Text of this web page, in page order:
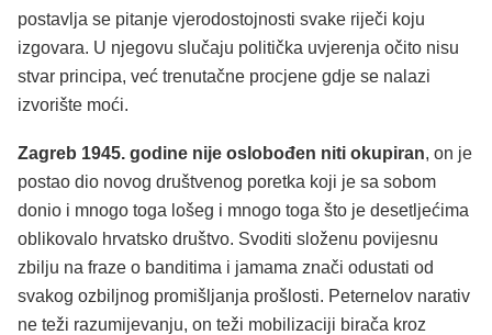
postavlja se pitanje vjerodostojnosti svake riječi koju
izgovara. U njegovu slučaju politička uvjerenja očito nisu
stvar principa, već trenutačne procjene gdje se nalazi
izvorište moći.
Zagreb 1945. godine nije oslobođen niti okupiran, on je
postao dio novog društvenog poretka koji je sa sobom
donio i mnogo toga lošeg i mnogo toga što je desetljećima
oblikovalo hrvatsko društvo. Svoditi složenu povijesnu
zbilju na fraze o banditima i jamama znači odustati od
svakog ozbiljnog promišljanja prošlosti. Peternelov narativ
ne teži razumijevanju, on teži mobilizaciji birača kroz